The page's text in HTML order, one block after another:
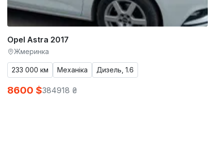
Opel Astra 2017
Жмеринка
233 000 км Механіка Дизель, 1.6
8600 $384918 ₴